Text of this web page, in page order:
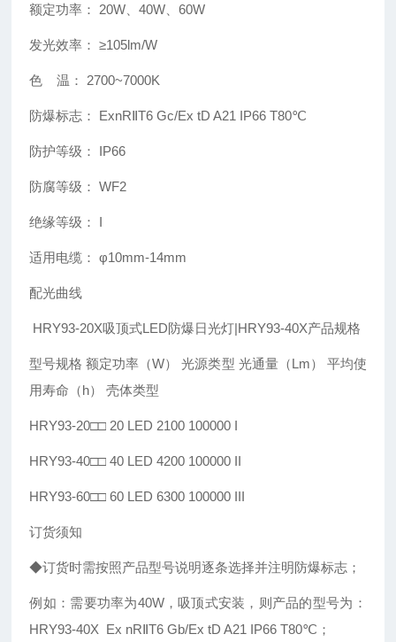
额定功率： 20W、40W、60W
发光效率： ≥105lm/W
色 温： 2700~7000K
防爆标志： ExnRⅡT6 Gc/Ex tD A21 IP66 T80℃
防护等级： IP66
防腐等级： WF2
绝缘等级： I
适用电缆： φ10mm-14mm
配光曲线
HRY93-20X吸顶式LED防爆日光灯|HRY93-40X产品规格
型号规格 额定功率（W） 光源类型 光通量（Lm） 平均使
用寿命（h） 壳体类型
HRY93-20□□ 20 LED 2100 100000 I
HRY93-40□□ 40 LED 4200 100000 II
HRY93-60□□ 60 LED 6300 100000 III
订货须知
◆订货时需按照产品型号说明逐条选择并注明防爆标志；
例如：需要功率为40W，吸顶式安装，则产品的型号为：
HRY93-40X Ex nRⅡT6 Gb/Ex tD A21 IP66 T80℃；